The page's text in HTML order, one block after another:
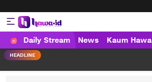
HAWA
Haluan Wanita Indonesia
Daily Stream News Kaum Hawa
HEADLINE